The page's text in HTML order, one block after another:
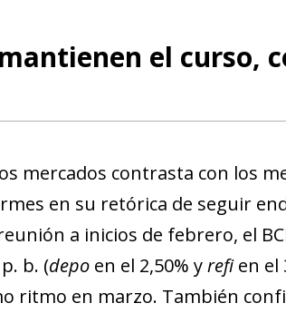
el curso,
mercados contrasta con los
en su retórica de seguir
a inicios de febrero, el
b. (depo en el 2,50% yrefien el
ritmo en marzo. También